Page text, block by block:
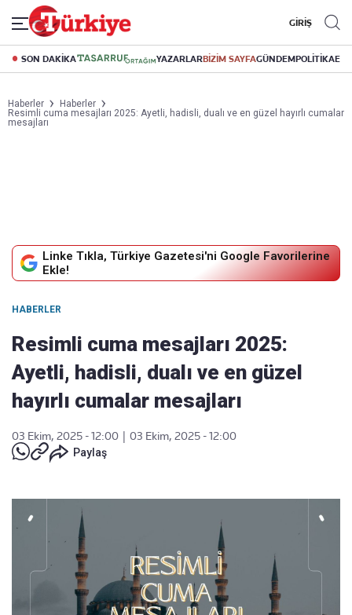
GİRİŞ
SON DAKİKA YAZARLARBİZİM SAYFAGÜNDEMPOLİTİKA
Haberler
Haberler
Resimli cuma mesajları 2025: Ayetli, hadisli, dualı ve en güzel hayırlı cumalar
mesajları
Linke Tıkla, Türkiye Gazetesi'ni Google Favorilerine
Ekle!
HABERLER
Resimli cuma mesajları 2025:
Ayetli, hadisli, dualı ve en güzel
hayırlı cumalar mesajları
03 Ekim, 2025 - 12:00
03 Ekim, 2025 - 12:00
Paylaş